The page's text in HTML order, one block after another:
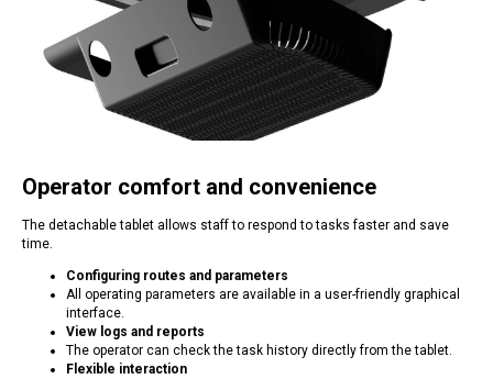
Operator comfort and convenience
The detachable tablet allows staff to respond to tasks faster and save
time.
Configuring routes and parameters
All operating parameters are available in a user-friendly graphical
interface.
View logs and reports
The operator can check the task history directly from the tablet.
Flexible interaction